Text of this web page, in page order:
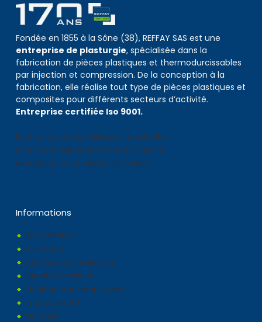
Fondée en 1855 à la Sône (38), REFFAY SAS est une
entreprise de plasturgie, spécialisée dans la
fabrication de pièces plastiques et thermodurcissables
par injection et compression. De la conception à la
fabrication, elle réalise tout type de pièces plastiques et
composites pour différents secteurs d’activité.
Entreprise certifiée Iso 9001.
Fabricant pièces plastiques industrielles
Fabrication pièce plastique sur mesure
Moulage piece plastique ferroviaire
Informations
Présentation
Historique
De l'idée à la réalisation
Injection plastique
Moulage par compression
Impression 3D
Marchés